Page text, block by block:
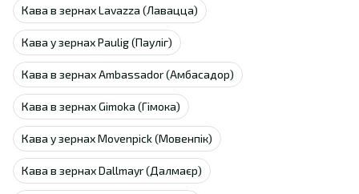
Кава в зернах Lavazza (Лавацца)
Кава у зернах Paulig (Пауліг)
Кава в зернах Ambassador (Амбасадор)
Кава в зернах Gimoka (Гімока)
Кава у зернах Movenpick (Мовенпік)
Кава в зернах Dallmayr (Далмаєр)